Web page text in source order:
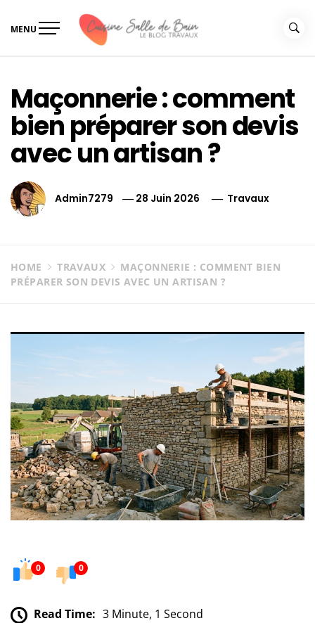
MENU
Maçonnerie : comment
bien préparer son devis
avec un artisan ?
Admin7279 28 Juin 2026 Travaux
HOME TRAVAUX
MAÇONNERIE : COMMENT BIEN
PRÉPARER SON DEVIS AVEC UN ARTISAN ?
0 0
Read Time: 3 Minute, 1 Second